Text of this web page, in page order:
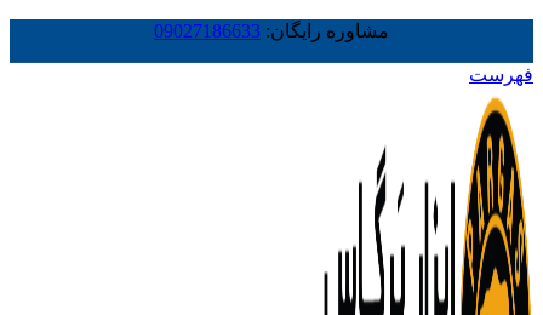
مشاوره رایگان: 09027186633
فهرست